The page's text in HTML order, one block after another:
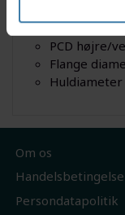
Nav bredde
Center
PCD højre/
Flange
Huldiameter
Om os
Persondatapolitik